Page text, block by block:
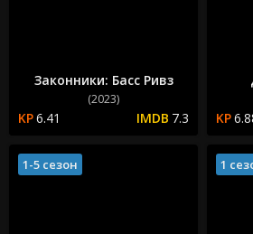
Законники: Басс Ривз
(2023)
6.41 7.3
1-5 сезон 1